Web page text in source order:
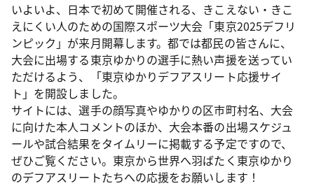
いよいよ、日本で初めて開催される、きこえない・きこ
えにくい人のための国際スポーツ大会「東京2025デフリ
ンピック」が来月開幕します。都では都民の皆さんに、
大会に出場する東京ゆかりの選手に熱い声援を送ってい
ただけるよう、「東京ゆかりデフアスリート応援サイ
ト」を開設しました。
サイトには、選手の顔写真やゆかりの区市町村名、大会
に向けた本人コメントのほか、大会本番の出場スケジュ
ールや試合結果をタイムリーに掲載する予定ですので、
ぜひご覧ください。東京から世界へ羽ばたく東京ゆかり
のデフアスリートたちへの応援をお願いします！